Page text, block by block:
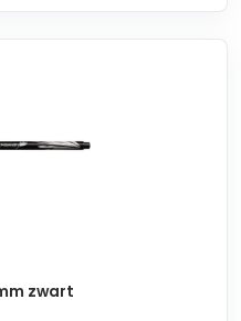
zwart